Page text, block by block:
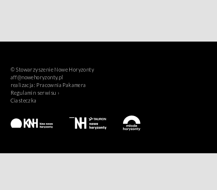
© Stowarzyszenie Nowe Horyzonty
aff@nowehoryzonty.pl
realizacja: Pracownia Pakamera
Regulamin serwisu ›
Ciasteczka